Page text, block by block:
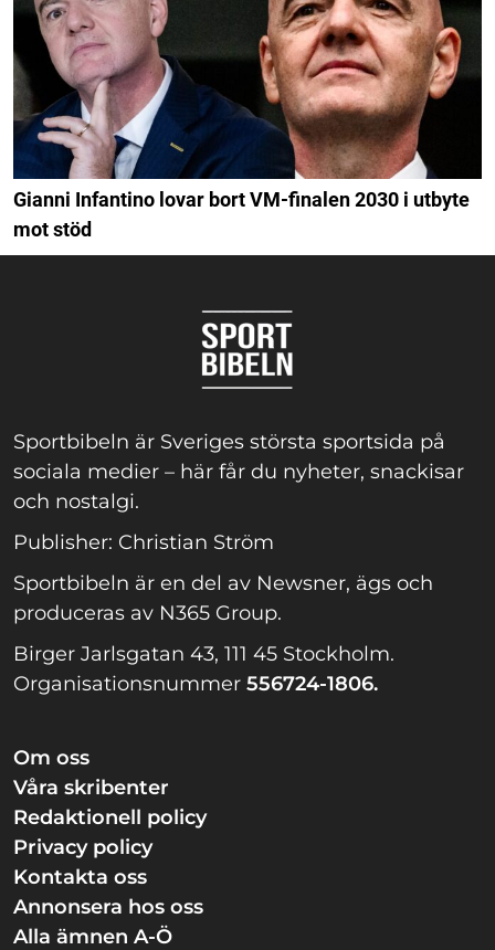
Gianni Infantino lovar bort VM-finalen 2030 i utbyte
mot stöd
Sportbibeln är Sveriges största sportsida på
sociala medier – här får du nyheter, snackisar
och nostalgi.
Publisher: Christian Ström
Sportbibeln är en del av Newsner, ägs och
produceras av N365 Group.
Birger Jarlsgatan 43, 111 45 Stockholm.
Organisationsnummer 556724-1806.
Om oss
Våra skribenter
Redaktionell policy
Privacy policy
Kontakta oss
Annonsera hos oss
Alla ämnen A-Ö